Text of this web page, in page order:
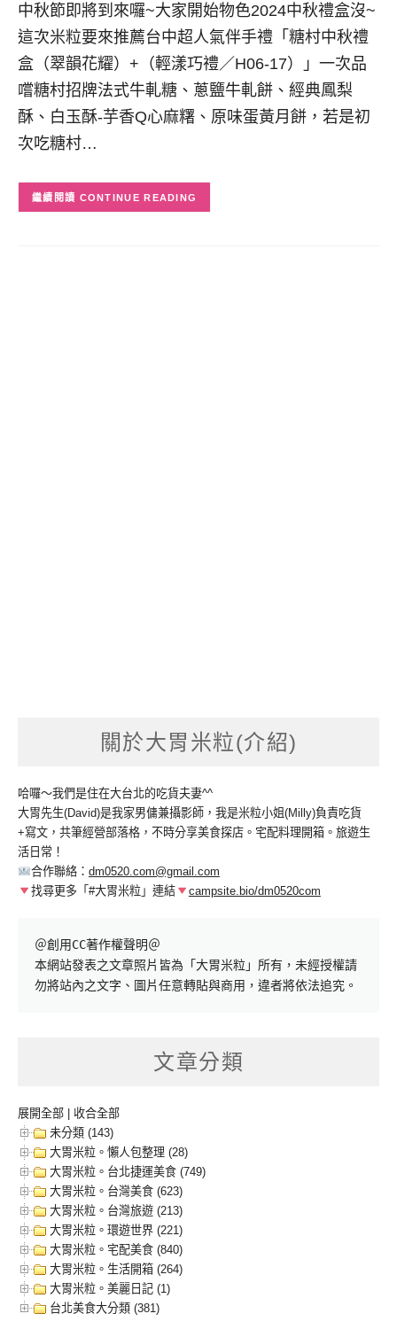
中秋節即將到來囉~大家開始物色2024中秋禮盒沒~
這次米粒要來推薦台中超人氣伴手禮「糖村中秋禮
盒（翠韻花耀）+（輕漾巧禮／H06-17）」一次品
嚐糖村招牌法式牛軋糖、蔥鹽牛軋餅、經典鳳梨
酥、白玉酥-芋香Q心麻糬、原味蛋黃月餅，若是初
次吃糖村…
CONTINUE READING
關於大胃米粒(介紹)
哈囉～我們是住在大台北的吃貨夫妻^^
大胃先生(David)是我家男傭兼攝影師，我是米粒小姐(Milly)負責吃貨
+寫文，共筆經營部落格，不時分享美食探店。宅配料理開箱。旅遊生
活日常！
合作聯絡： dm0520.com@gmail.com
找尋更多「#大胃米粒」連結
campsite.bio/dm0520com
＠創用CC著作權聲明＠
本網站發表之文章照片皆為「大胃米粒」所有，未經授權請
勿將站內之文字、圖片任意轉貼與商用，違者將依法追究。
文章分類
展開全部
收合全部
未分類 (143)
大胃米粒。懶人包整理 (28)
大胃米粒。台北捷運美食 (749)
大胃米粒。台灣美食 (623)
大胃米粒。台灣旅遊 (213)
大胃米粒。環遊世界 (221)
大胃米粒。宅配美食 (840)
大胃米粒。生活開箱 (264)
大胃米粒。美麗日記 (1)
台北美食大分類 (381)